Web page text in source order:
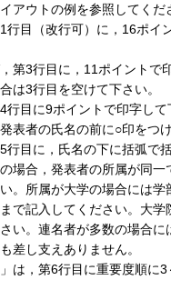
アウトの例を参照してくだ
1行目（改行可）に，16ポイ
第3行目に，11ポイントで
は3行目を空けて下さい。
4行目に9ポイントで印字し
表者の氏名の前に○印をつ
5行目に，氏名の下に括弧で
場合，発表者の所属が同
。所属が大学の場合には学
で記入してください。大学
い。連名者が多数の場合に
差し支えありません。
」は，第6行目に重要度順に